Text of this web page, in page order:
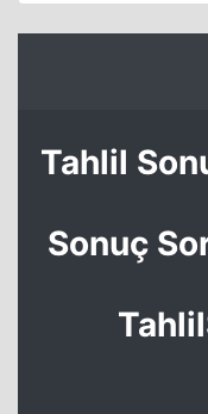
Tahlil
Sonuç